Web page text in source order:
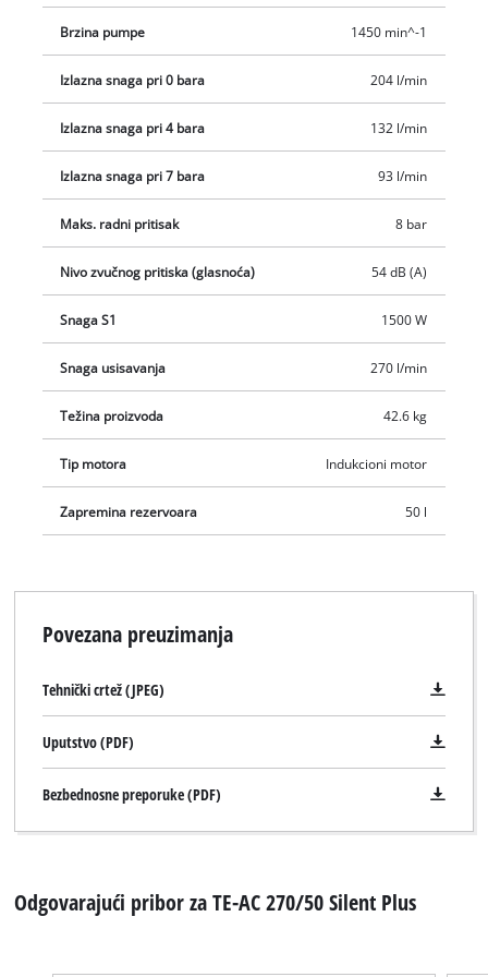
manometrom i spojkom za brzo otpuštanje za kontrolisani
pritisak i za neregulisani. Sigurnosni ventil osigurava visok
nivo sigurnosti korisnika. Veliki točkovi i transportna šipka
olakšavaju transport. Čvrst i siguran položaj za stajanje tokom
upotrebe osiguravaju noge koje prigušuju vibracije. Einhell je
perforaciju korozije za rezervoar.
Brzina pumpe 1450 min^-1
Izlazna snaga pri 0 bara 204 l/min
Izlazna snaga pri 4 bara 132 l/min
Izlazna snaga pri 7 bara 93 l/min
Maks. radni pritisak 8 bar
Nivo zvučnog pritiska (glasnoća) 54 dB (A)
Snaga S1 1500 W
Snaga usisavanja 270 l/min
Težina proizvoda 42.6 kg
Tip motora Indukcioni motor
Zapremina rezervoara 50 l
Povezana preuzimanja
Tehnički crtež (JPEG)
Uputstvo (PDF)
Bezbednosne preporuke (PDF)
Odgovarajući pribor za TE-AC 270/50 Silent Plus